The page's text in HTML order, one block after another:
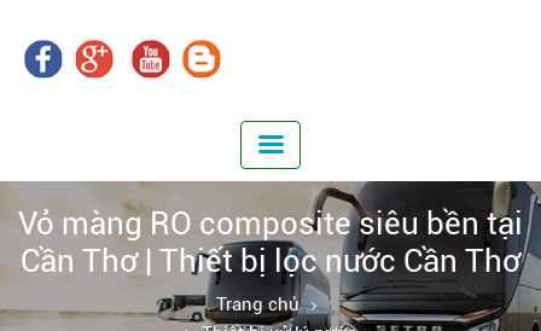
Vỏ màng RO composite siêu bền tại
Cần Thơ | Thiết bị lọc nước Cần Thơ
Trang chủ